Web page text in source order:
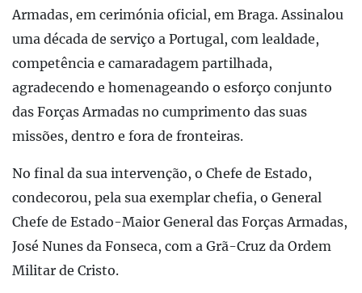
Armadas, em cerimónia oficial, em Braga. Assinalou
uma década de serviço a Portugal, com lealdade,
competência e camaradagem partilhada,
agradecendo e homenageando o esforço conjunto
das Forças Armadas no cumprimento das suas
missões, dentro e fora de fronteiras.
No final da sua intervenção, o Chefe de Estado,
condecorou, pela sua exemplar chefia, o General
Chefe de Estado-Maior General das Forças Armadas,
José Nunes da Fonseca, com a Grã-Cruz da Ordem
Militar de Cristo.